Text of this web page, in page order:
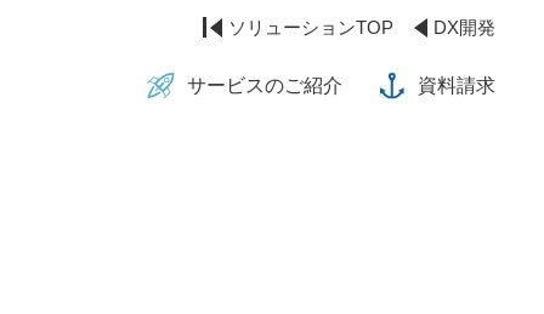
ソリューションTOP DX開発
サービスのご紹介 資料請求